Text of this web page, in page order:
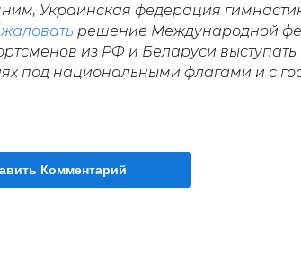
Украинская федерация
решение Международной
из РФ и Беларуси
под национальными флагами и с
Комментарий